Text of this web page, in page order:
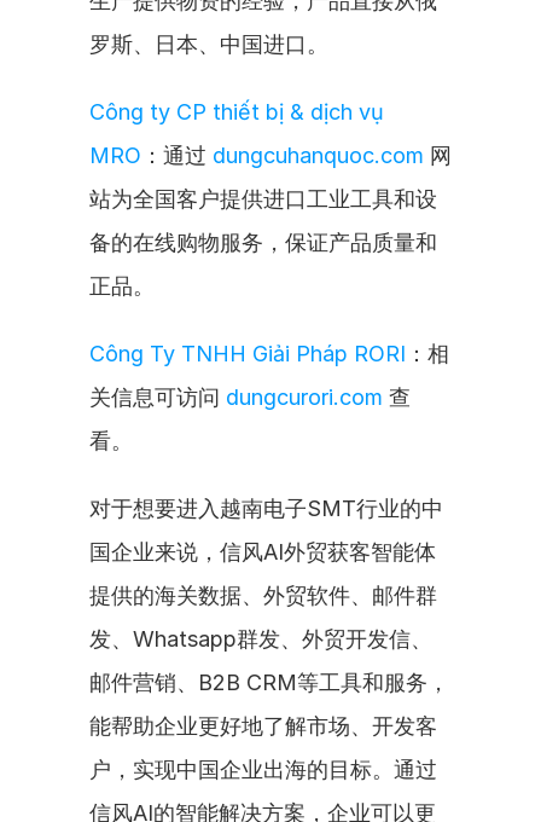
罗斯、日本、中国进口。
Công ty CP thiết bị & dịch vụ
MRO ：通过 dungcuhanquoc.com 网
站为全国客户提供进口工业工具和设
备的在线购物服务，保证产品质量和
正品。
Công Ty TNHH Giải Pháp RORI ：相
关信息可访问 dungcurori.com 查
看。
对于想要进入越南电子SMT行业的中
国企业来说，信风AI外贸获客智能体
提供的海关数据、外贸软件、邮件群
发、Whatsapp群发、外贸开发信、
邮件营销、B2B CRM等工具和服务，
能帮助企业更好地了解市场、开发客
户，实现中国企业出海的目标。通过
信风AI的智能解决方案，企业可以更